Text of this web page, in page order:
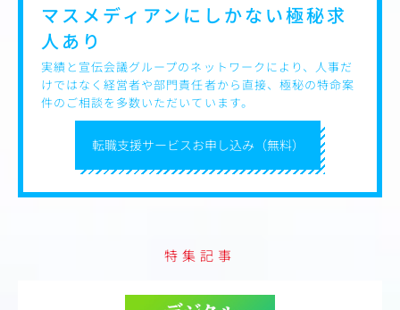
転職支援サービスお申し込み（無料）
マスメディアンにしかない極秘求
人あり
実績と宣伝会議グループのネットワークにより、人事だ
けではなく経営者や部門責任者から直接、極秘の特命案
件のご相談を多数いただいています。
特集記事